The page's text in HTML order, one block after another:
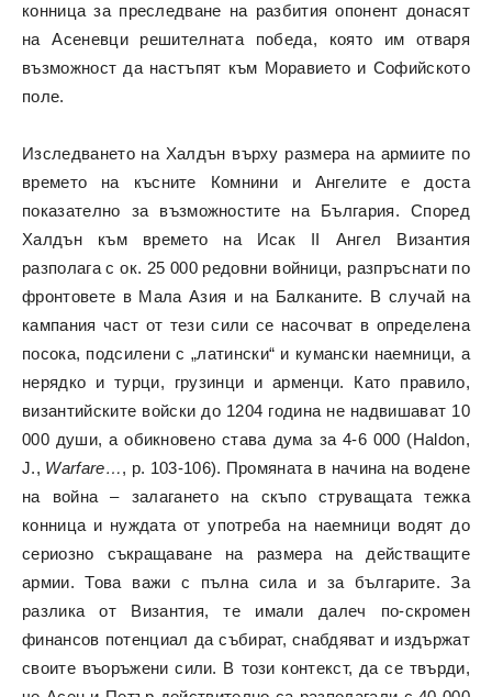
конница за преследване на разбития опонент донасят
на Асеневци решителната победа, която им отваря
възможност да настъпят към Моравието и Софийското
поле.
Изследването на Халдън върху размера на армиите по
времето на късните Комнини и Ангелите е доста
показателно за възможностите на България. Според
Халдън към времето на Исак II Ангел Византия
разполага с ок. 25 000 редовни войници, разпръснати по
фронтовете в Мала Азия и на Балканите. В случай на
кампания част от тези сили се насочват в определена
посока, подсилени с „латински“ и кумански наемници, а
нерядко и турци, грузинци и арменци. Като правило,
византийските войски до 1204 година не надвишават 10
000 души, а обикновено става дума за 4-6 000 (Haldon,
J., Warfare…, p. 103-106). Промяната в начина на водене
на война – залагането на скъпо струващата тежка
конница и нуждата от употреба на наемници водят до
сериозно съкращаване на размера на действащите
армии. Това важи с пълна сила и за българите. За
разлика от Византия, те имали далеч по-скромен
финансов потенциал да събират, снабдяват и издържат
своите въоръжени сили. В този контекст, да се твърди,